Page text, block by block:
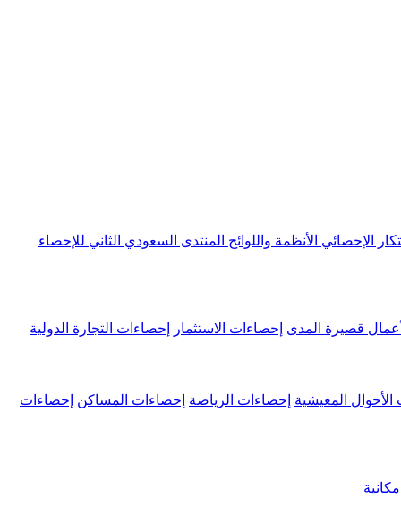
الإحصائي الأنظمة واللوائح المنتدى السعودي الثاني للإحصاء
قصيرة المدى إحصاءات الاستثمار إحصاءات التجارة الدولية
الأحوال المعيشية إحصاءات الرياضة إحصاءات المساكن إحصاءات